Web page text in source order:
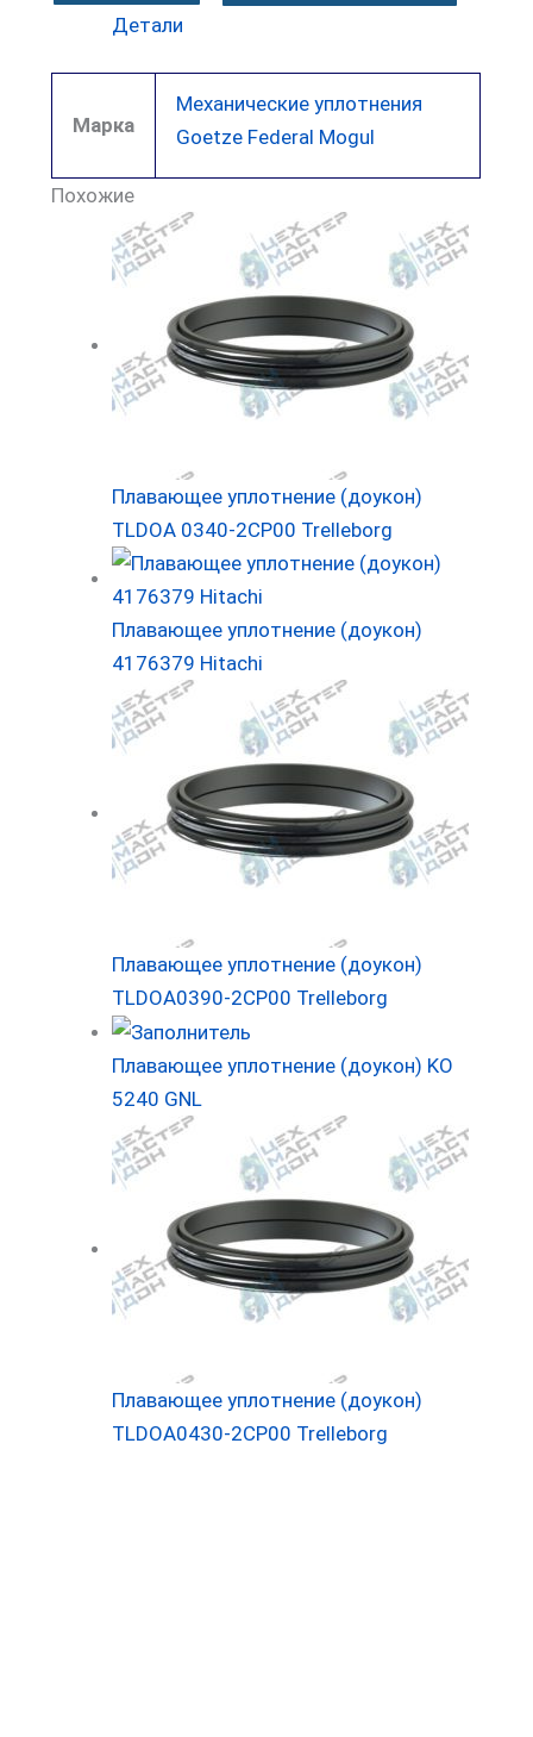
Детали
Марка
Механические уплотнения
Goetze Federal Mogul
Похожие
Плавающее уплотнение (доукон)
TLDOA 0340-2CP00 Trelleborg
Плавающее уплотнение (доукон)
4176379 Hitachi
Плавающее уплотнение (доукон)
TLDOA0390-2CP00 Trelleborg
Плавающее уплотнение (доукон) KO
5240 GNL
Плавающее уплотнение (доукон)
TLDOA0430-2CP00 Trelleborg